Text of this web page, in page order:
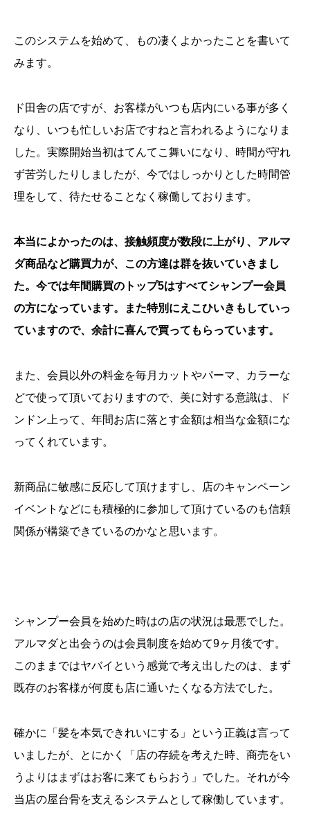
このシステムを始めて、もの凄くよかったことを書いて
みます。
ド田舎の店ですが、お客様がいつも店内にいる事が多く
なり、いつも忙しいお店ですねと言われるようになりま
した。実際開始当初はてんてこ舞いになり、時間が守れ
ず苦労したりしましたが、今ではしっかりとした時間管
理をして、待たせることなく稼働しております。
本当によかったのは、接触頻度が数段に上がり、アルマ
ダ商品など購買力が、この方達は群を抜いていきまし
た。今では年間購買のトップ5はすべてシャンプー会員
の方になっています。また特別にえこひいきもしていっ
ていますので、余計に喜んで買ってもらっています。
また、会員以外の料金を毎月カットやパーマ、カラーな
どで使って頂いておりますので、美に対する意識は、ド
ンドン上って、年間お店に落とす金額は相当な金額にな
ってくれています。
新商品に敏感に反応して頂けますし、店のキャンペーン
イベントなどにも積極的に参加して頂けているのも信頼
関係が構築できているのかなと思います。
シャンプー会員を始めた時はの店の状況は最悪でした。
アルマダと出会うのは会員制度を始めて9ヶ月後です。
このままではヤバイという感覚で考え出したのは、まず
既存のお客様が何度も店に通いたくなる方法でした。
確かに「髪を本気できれいにする」という正義は言って
いましたが、とにかく「店の存続を考えた時、商売をい
うよりはまずはお客に来てもらおう」でした。それが今
当店の屋台骨を支えるシステムとして稼働しています。